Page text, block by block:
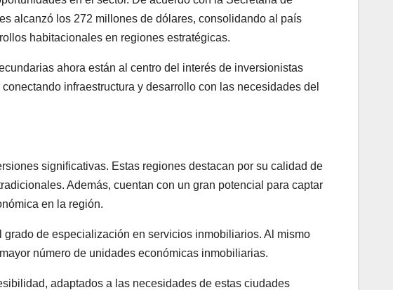
alcanzó los 272 millones de dólares, consolidando al país
habitacionales en regiones estratégicas.
ahora están al centro del interés de inversionistas
infraestructura y desarrollo con las necesidades del
significativas. Estas regiones destacan por su calidad de
Además, cuentan con un gran potencial para captar
en la región.
de especialización en servicios inmobiliarios. Al mismo
número de unidades económicas inmobiliarias.
adaptados a las necesidades de estas ciudades